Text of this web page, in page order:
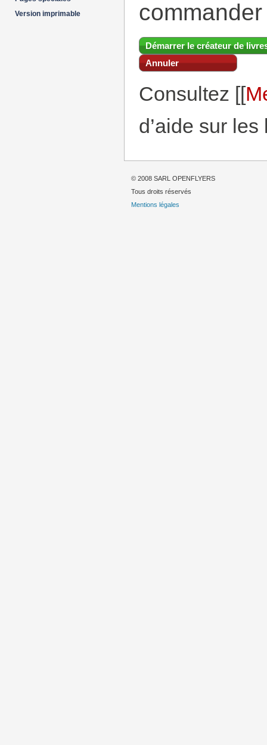
Démarrer le créateur de
Annuler
Consultez [[
d’aide sur
Version imprimable
© 2008 SARL OPENFLYERS
Tous droits réservés
Mentions légales